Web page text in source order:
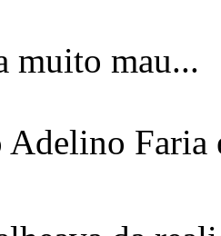
muito mau...
Adelino Faria